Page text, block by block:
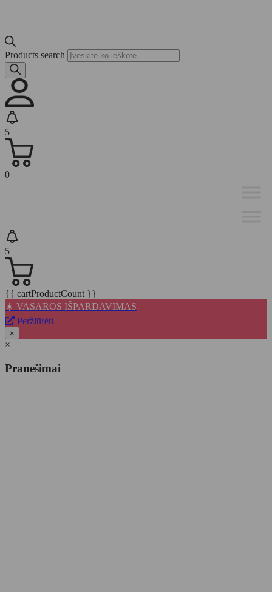
Products search
5
0
5
{{ cartProductCount }}
☀️ VASAROS IŠPARDAVIMAS
Peržiūrėti
×
×
Pranešimai